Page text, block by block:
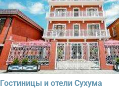
Гостиницы и отели Сухума